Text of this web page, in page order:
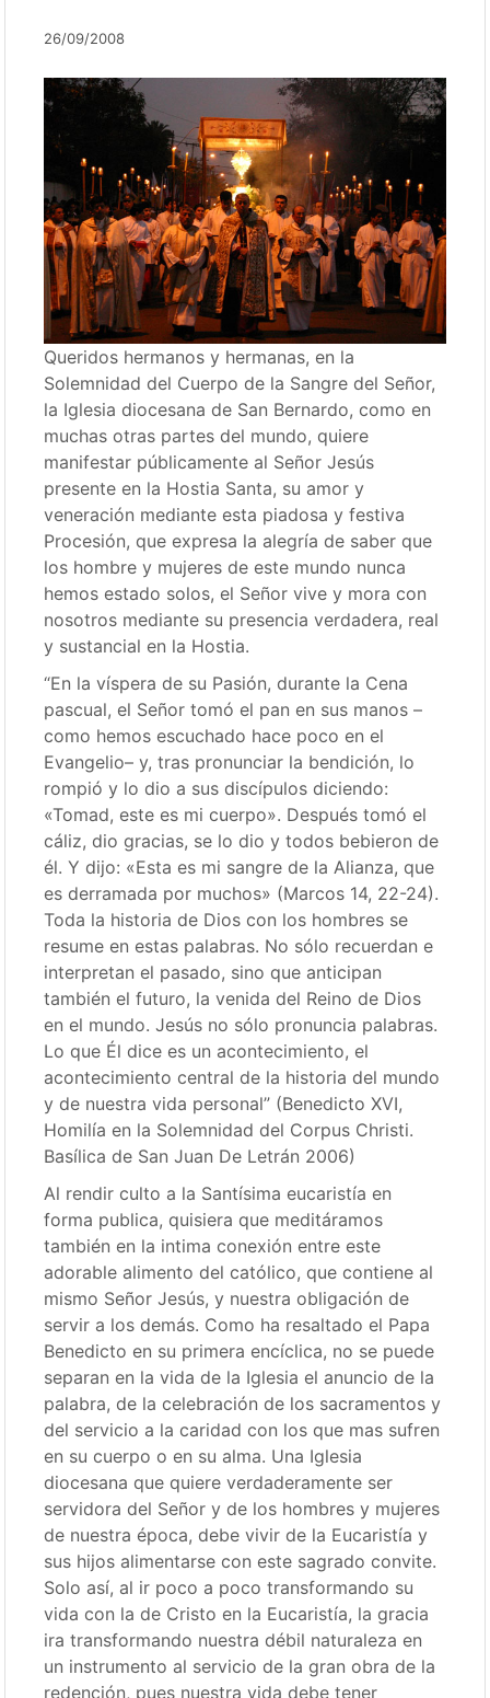
26/09/2008
Queridos hermanos y hermanas, en la
Solemnidad del Cuerpo de la Sangre del Señor,
la Iglesia diocesana de San Bernardo, como en
muchas otras partes del mundo, quiere
manifestar públicamente al Señor Jesús
presente en la Hostia Santa, su amor y
veneración mediante esta piadosa y festiva
Procesión, que expresa la alegría de saber que
los hombre y mujeres de este mundo nunca
hemos estado solos, el Señor vive y mora con
nosotros mediante su presencia verdadera, real
y sustancial en la Hostia.
“En la víspera de su Pasión, durante la Cena
pascual, el Señor tomó el pan en sus manos –
como hemos escuchado hace poco en el
Evangelio– y, tras pronunciar la bendición, lo
rompió y lo dio a sus discípulos diciendo:
«Tomad, este es mi cuerpo». Después tomó el
cáliz, dio gracias, se lo dio y todos bebieron de
él. Y dijo: «Esta es mi sangre de la Alianza, que
es derramada por muchos» (Marcos 14, 22-24).
Toda la historia de Dios con los hombres se
resume en estas palabras. No sólo recuerdan e
interpretan el pasado, sino que anticipan
también el futuro, la venida del Reino de Dios
en el mundo. Jesús no sólo pronuncia palabras.
Lo que Él dice es un acontecimiento, el
acontecimiento central de la historia del mundo
y de nuestra vida personal” (Benedicto XVI,
Homilía en la Solemnidad del Corpus Christi.
Basílica de San Juan De Letrán 2006)
Al rendir culto a la Santísima eucaristía en
forma publica, quisiera que meditáramos
también en la intima conexión entre este
adorable alimento del católico, que contiene al
mismo Señor Jesús, y nuestra obligación de
servir a los demás. Como ha resaltado el Papa
Benedicto en su primera encíclica, no se puede
separan en la vida de la Iglesia el anuncio de la
palabra, de la celebración de los sacramentos y
del servicio a la caridad con los que mas sufren
en su cuerpo o en su alma. Una Iglesia
diocesana que quiere verdaderamente ser
servidora del Señor y de los hombres y mujeres
de nuestra época, debe vivir de la Eucaristía y
sus hijos alimentarse con este sagrado convite.
Solo así, al ir poco a poco transformando su
vida con la de Cristo en la Eucaristía, la gracia
ira transformando nuestra débil naturaleza en
un instrumento al servicio de la gran obra de la
redención, pues nuestra vida debe tener